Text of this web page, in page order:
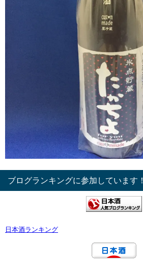
ブログランキングに参加しています！
日本酒ランキング